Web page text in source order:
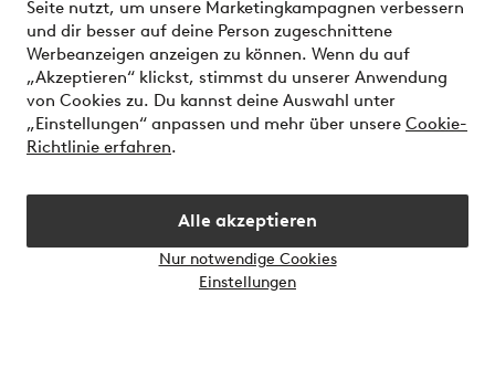
Seite nutzt, um unsere Marketingkampagnen verbessern
und dir besser auf deine Person zugeschnittene
Werbeanzeigen anzeigen zu können. Wenn du auf
„Akzeptieren“ klickst, stimmst du unserer Anwendung
von Cookies zu. Du kannst deine Auswahl unter
„Einstellungen“ anpassen und mehr über unsere Cookie-
Richtlinie erfahren.
Alle akzeptieren
Nur notwendige Cookies
Einstellungen
Über Jotex
Unsere Dienstleistungen
Bedingungen
Sichere Zahlungen - Jetzt bezahlen oder aufteilen
Möchtest du mehr über unsere
Zahlungsmöglichkeiten